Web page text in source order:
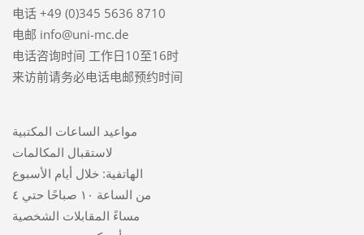
电话 +49 (0)345 5636 8710
电邮 info@uni-mc.de
电话咨询时间 工作日10至16时
来访前请务必电话电邮预约时间
مواعيد الساعات المكتبية
لاستقبال المكالمات
الهاتفية: خلال أيام الأسبوع
من الساعة ١٠ صباحًا حتي ٤
مساءً المقابلات الشخصية